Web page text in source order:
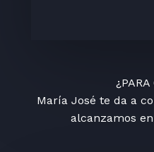
María José te da a
alcanzamos